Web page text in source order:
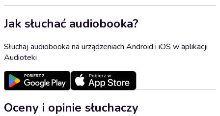
Jak słuchać audiobooka?
Słuchaj audiobooka na urządzeniach Android i iOS w aplikacji
Audioteki
Oceny i opinie słuchaczy